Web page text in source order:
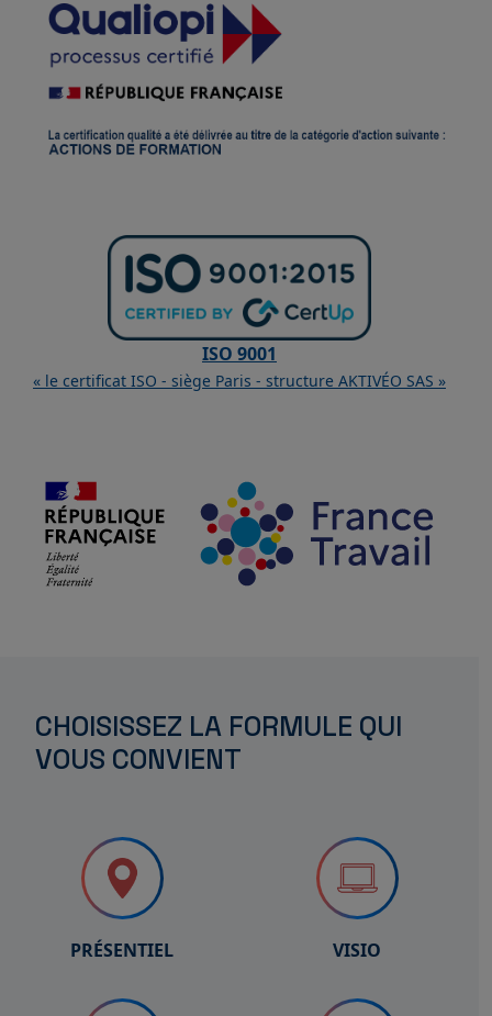
ISO 9001
« le certificat ISO - siège Paris - structure AKTIVÉO SAS »
CHOISISSEZ LA FORMULE QUI
VOUS CONVIENT
PRÉSENTIEL VISIO